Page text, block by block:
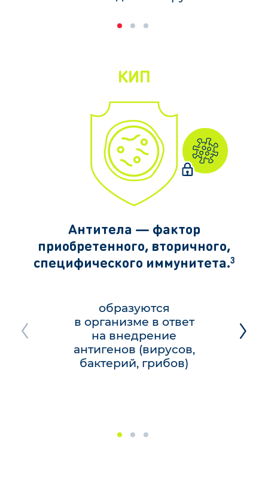
КИП
Антитела — фактор
приобретенного, вторичного,
специфического иммунитета.3
образуются
в организме в ответ
на внедрение
антигенов (вирусов,
бактерий, грибов)
Предыдущий
слайд